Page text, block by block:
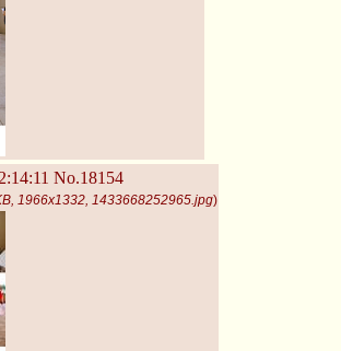
No.18154
1966x1332, 1433668252965.jpg)